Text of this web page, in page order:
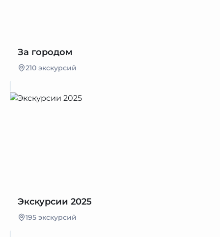
За городом
210 экскурсий
Экскурсии 2025
195 экскурсий